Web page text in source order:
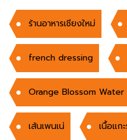
ร้านอาหารเชียงใหม่
french dressing
Orange Blossom Water
เส้นเพนเน่ เนื้อแก